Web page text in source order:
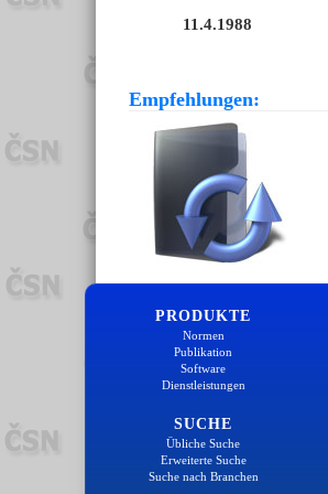
11.4.1988
Empfehlungen:
PRODUKTE
Normen
Publikation
Software
Dienstleistungen
SUCHE
Übliche Suche
Erweiterte Suche
Suche nach Branchen